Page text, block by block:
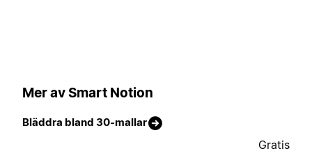
Mer av Smart Notion
Bläddra bland 30-mallar
Gratis